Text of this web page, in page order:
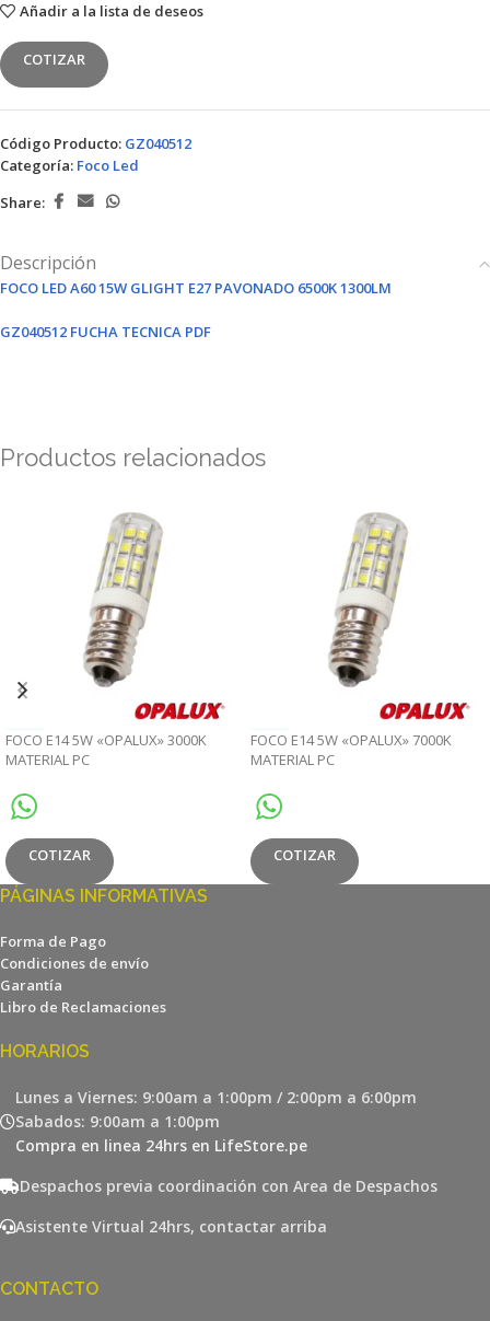
Añadir a la lista de deseos
COTIZAR
Código Producto: GZ040512
Categoría: Foco Led
Share:
Descripción
FOCO LED A60 15W GLIGHT E27 PAVONADO 6500K 1300LM
GZ040512 FUCHA TECNICA PDF
Productos relacionados
FOCO E14 5W «OPALUX» 3000K
MATERIAL PC
COTIZAR
FOCO E14 5W «OPALUX» 7000K
MATERIAL PC
COTIZAR
PÁGINAS INFORMATIVAS
Forma de Pago
Condiciones de envío
Garantía
Libro de Reclamaciones
HORARIOS
Lunes a Viernes: 9:00am a 1:00pm / 2:00pm a 6:00pm
Sabados: 9:00am a 1:00pm
Compra en linea 24hrs en LifeStore.pe
Despachos previa coordinación con Area de Despachos
Asistente Virtual 24hrs, contactar arriba
CONTACTO